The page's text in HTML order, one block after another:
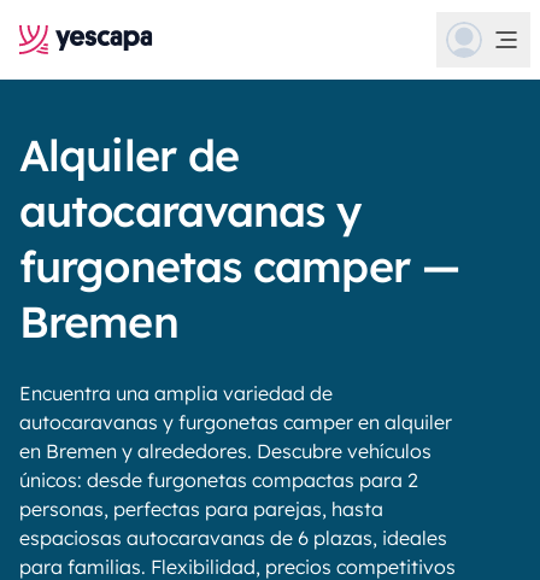
Alquiler de
autocaravanas y
furgonetas camper —
Bremen
Encuentra una amplia variedad de
autocaravanas y furgonetas camper en alquiler
en Bremen y alrededores. Descubre vehículos
únicos: desde furgonetas compactas para 2
personas, perfectas para parejas, hasta
espaciosas autocaravanas de 6 plazas, ideales
para familias. Flexibilidad, precios competitivos